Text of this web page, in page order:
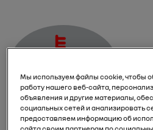
Electrotechnical system
Мы используем файлы cookie, чтобы
работу нашего веб-сайта,
объявления и другие материалы,
социальных сетей и анализировать
предоставляем информацию об